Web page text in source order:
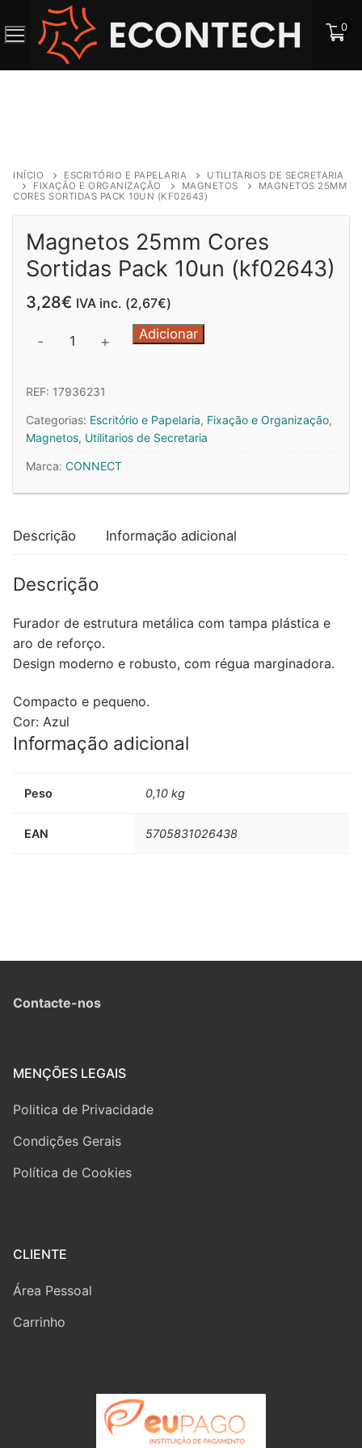
para
conteúdo
0
INÍCIO ESCRITÓRIO E PAPELARIA
UTILITARIOS DE SECRETARIA
FIXAÇÃO E ORGANIZAÇÃO
MAGNETOS
MAGNETOS 25MM
CORES SORTIDAS PACK 10UN (KF02643)
Magnetos 25mm Cores
Sortidas Pack 10un (kf02643)
3,28€ IVA inc. (2,67€)
Quantidade
25mm
Cores
Sortidas
10un
(kf02643)
- + Adicionar
REF: 17936231
Categorias: Escritório e Papelaria, Fixação e Organização,
Magnetos, Utilitarios de Secretaria
Marca: CONNECT
Descrição Informação adicional
Descrição
Furador de estrutura metálica com tampa plástica e
aro de reforço.
Design moderno e robusto, com régua marginadora.
Compacto e pequeno.
Cor: Azul
Informação adicional
Peso 0,10 kg
EAN 5705831026438
Contacte-nos
MENÇÕES LEGAIS
Politica de Privacidade
Condições Gerais
Política de Cookies
CLIENTE
Área Pessoal
Carrinho